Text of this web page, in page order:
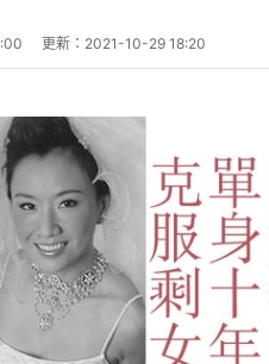
更新： 2021-10-29 18:20